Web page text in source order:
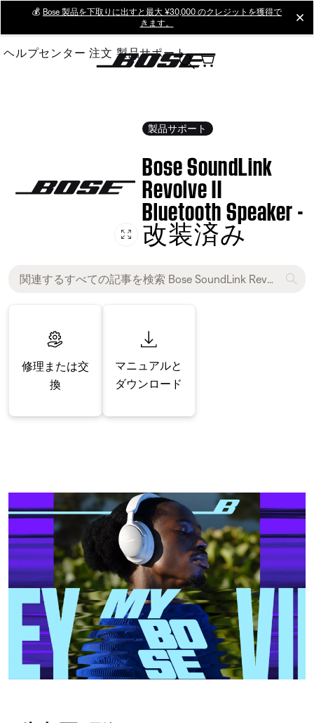
Main
💰 Bose 製品を下取りに出すと最大 ¥30,000 のクレジットを獲得で
きます。
ヘルプセンター 注文 製品サポート
製品サポート
Bose SoundLink
Revolve II
Bluetooth Speaker -
改装済み
修理または交
換
マニュアルと
ダウンロード